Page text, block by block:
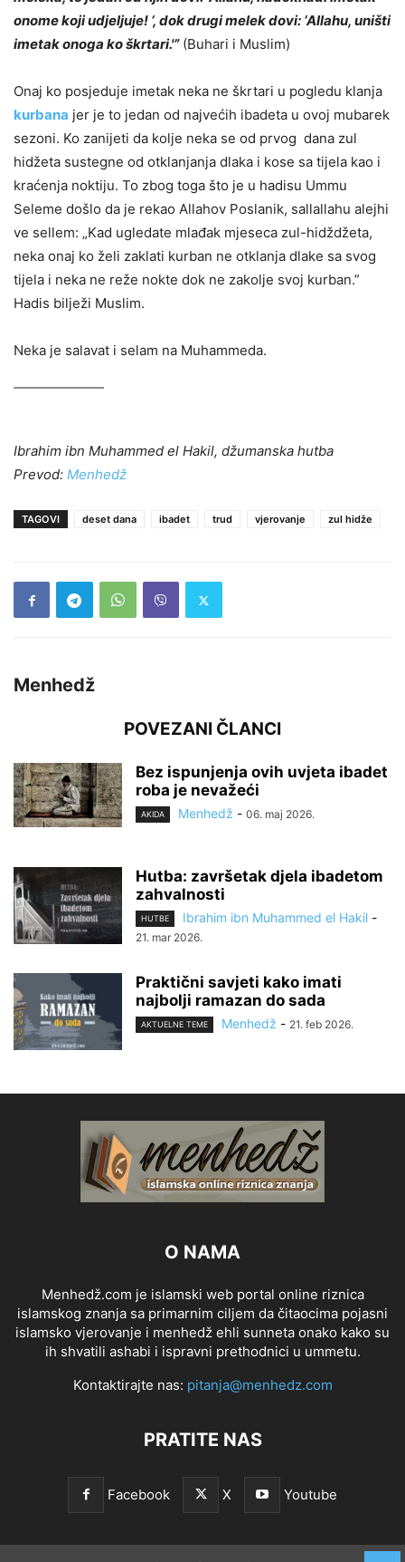
onome koji udjeljuje! ‘, dok drugi melek dovi: ‘Allahu, uništi
imetak onoga ko škrtari.'”(Buhari i Muslim)
Onaj ko posjeduje imetak neka ne škrtari u pogledu klanja
kurbana jer je to jedan od najvećih ibadeta u ovoj mubarek
sezoni. Ko zanijeti da kolje neka se od prvog dana zul
hidžeta sustegne od otklanjanja dlaka i kose sa tijela kao i
kraćenja noktiju. To zbog toga što je u hadisu Ummu
Seleme došlo da je rekao Allahov Poslanik, sallallahu alejhi
ve sellem: „Kad ugledate mlađak mjeseca zul-hidždžeta,
neka onaj ko želi zaklati kurban ne otklanja dlake sa svog
tijela i neka ne reže nokte dok ne zakolje svoj kurban.”
Hadis bilježi Muslim.
Neka je salavat i selam na Muhammeda.
Ibrahim ibn Muhammed el Hakil, džumanska hutba
Prevod: Menhedž
TAGOVI deset dana ibadet trud vjerovanje zul hidže
Menhedž
POVEZANI ČLANCI
Bez ispunjenja ovih uvjeta ibadet
roba je nevažeći
AKIDA Menhedž - 06. maj 2026.
Hutba: završetak djela ibadetom
zahvalnosti
HUTBE Ibrahim ibn Muhammed el Hakil -
21. mar 2026.
Praktični savjeti kako imati
najbolji ramazan do sada
AKTUELNE TEME Menhedž - 21. feb 2026.
O NAMA
Menhedž.com je islamski web portal online riznica
islamskog znanja sa primarnim ciljem da čitaocima pojasni
islamsko vjerovanje i menhedž ehli sunneta onako kako su
ih shvatili ashabi i ispravni prethodnici u ummetu.
Kontaktirajte nas: pitanja@menhedz.com
PRATITE NAS
Facebook X Youtube